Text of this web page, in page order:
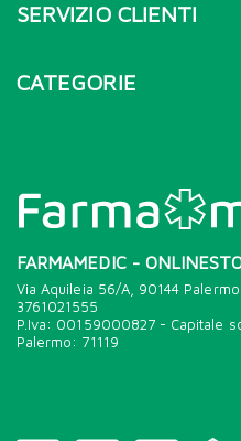
SERVIZIO CLIENTI
CATEGORIE
FARMAMEDIC -
Via Aquileia 56/A, 90144
3761021555
P.Iva: 00159000827 - Capitale
Palermo: 71119